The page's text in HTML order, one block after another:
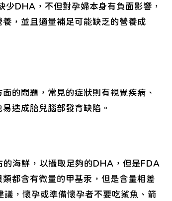
DHA，不但對孕婦本身有負面影響，
，並且適量補足可能缺乏的營養成
的問題，常見的症狀則有視覺疾病、
造成胎兒腦部發育缺陷。
海鮮，以攝取足夠的DHA，但是FDA
都含有微量的甲基汞，但是含量相差
，懷孕或準備懷孕者不要吃鯊魚、箭